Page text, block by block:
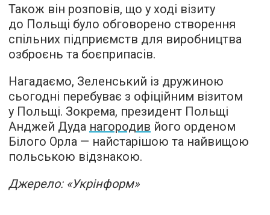
Також він розповів, що у ході візиту
до Польщі було обговорено створення
спільних підприємств для виробництва
озброєнь та боєприпасів.
Нагадаємо, Зеленський із дружиною
сьогодні перебуває з офіційним візитом
у Польщі. Зокрема, президент Польщі
Анджей Дуда нагородив його орденом
Білого Орла — найстарішою та найвищою
польською відзнакою.
Джерело: «Укрінформ»